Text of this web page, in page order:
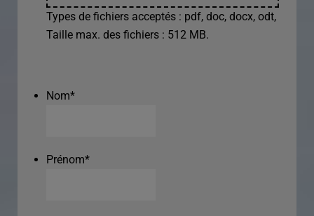
Types de fichiers acceptés : pdf, doc, docx, odt,
Taille max. des fichiers : 512 MB.
Nom*
Prénom*